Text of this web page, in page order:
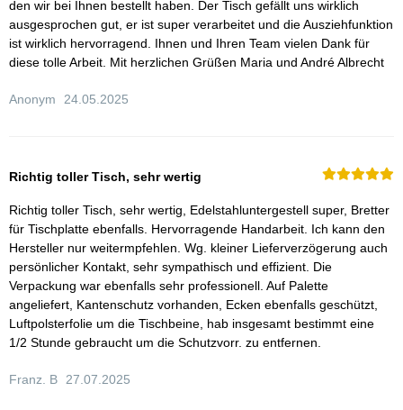
den wir bei Ihnen bestellt haben. Der Tisch gefällt uns wirklich
ausgesprochen gut, er ist super verarbeitet und die Ausziehfunktion
ist wirklich hervorragend. Ihnen und Ihren Team vielen Dank für
diese tolle Arbeit. Mit herzlichen Grüßen Maria und André Albrecht
Anonym 24.05.2025
Richtig toller Tisch, sehr wertig
Richtig toller Tisch, sehr wertig, Edelstahluntergestell super, Bretter
für Tischplatte ebenfalls. Hervorragende Handarbeit. Ich kann den
Hersteller nur weitermpfehlen. Wg. kleiner Lieferverzögerung auch
persönlicher Kontakt, sehr sympathisch und effizient. Die
Verpackung war ebenfalls sehr professionell. Auf Palette
angeliefert, Kantenschutz vorhanden, Ecken ebenfalls geschützt,
Luftpolsterfolie um die Tischbeine, hab insgesamt bestimmt eine
1/2 Stunde gebraucht um die Schutzvorr. zu entfernen.
Franz. B 27.07.2025